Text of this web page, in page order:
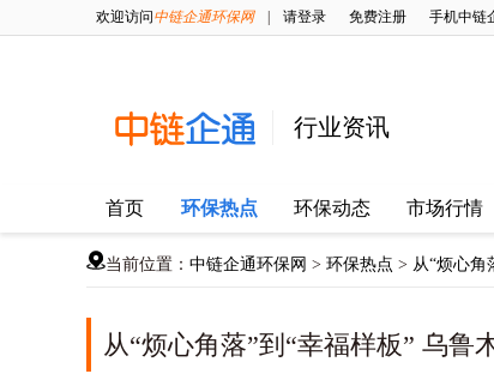
欢迎访问中链企通环保网 请登录 免费注册 手机中链
行业资讯
首页 环保热点 环保动态 市场行情
当前位置： 中链企通环保网 > 环保热点 > 从“烦心角
从“烦心角落”到“幸福样板” 乌